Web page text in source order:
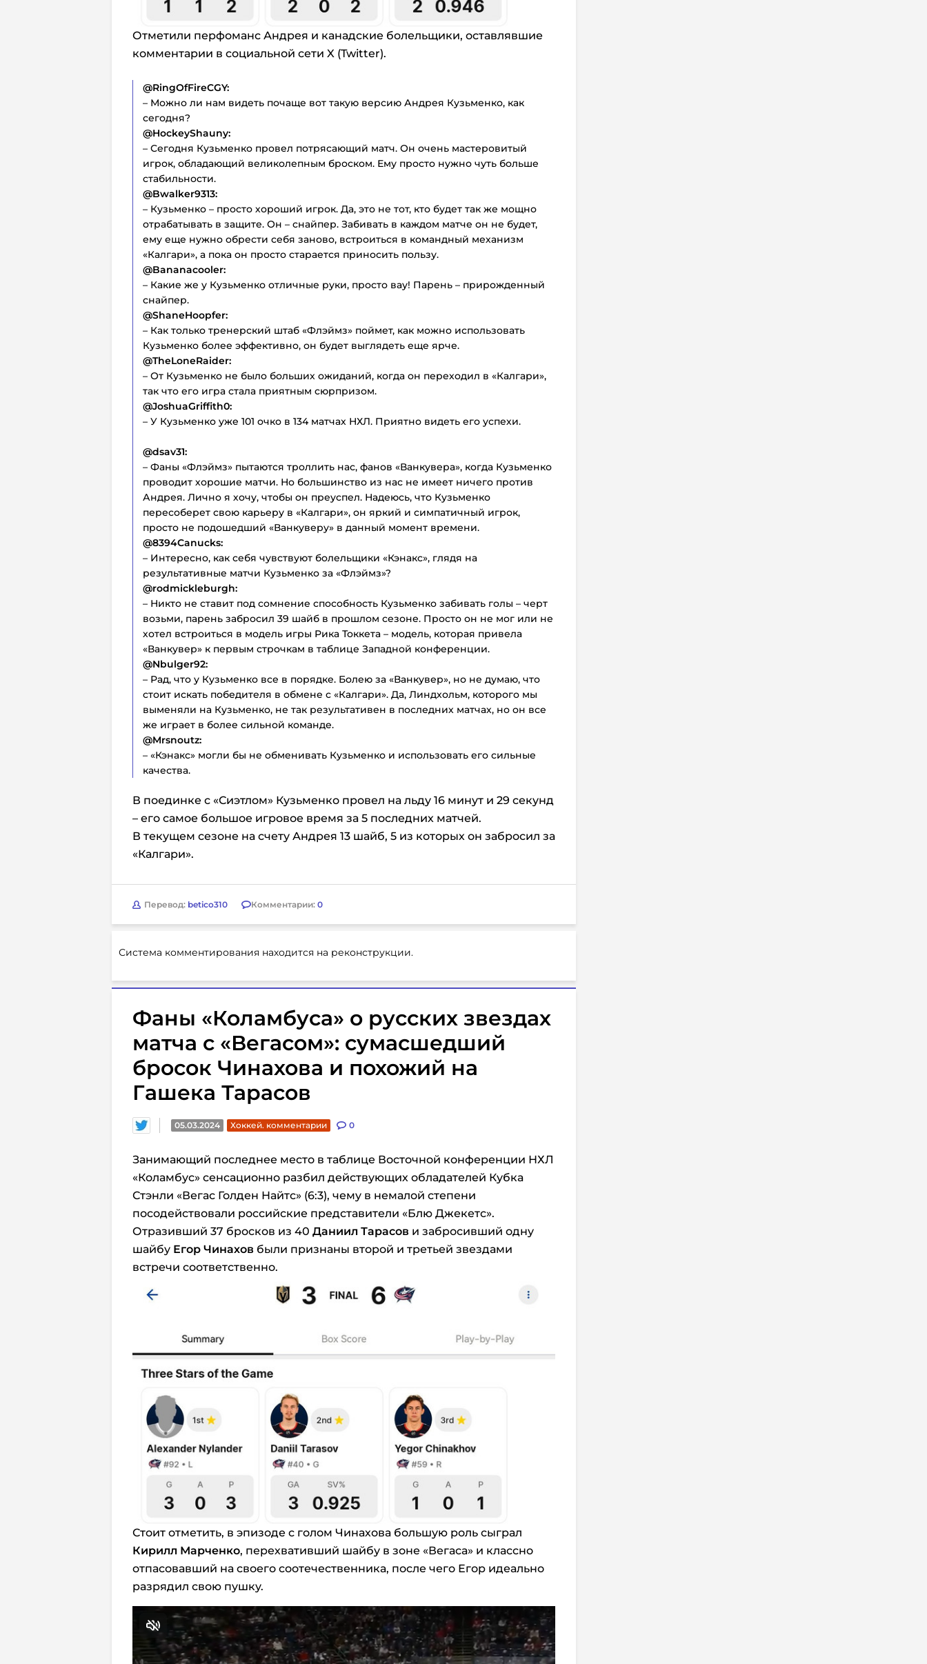
Отметили перфоманс Андрея и канадские болельщики, оставлявшие
комментарии в социальной сети X (Twitter).
@RingOfFireCGY:
– Можно ли нам видеть почаще вот такую версию Андрея Кузьменко, как
сегодня?
@HockeyShauny:
– Сегодня Кузьменко провел потрясающий матч. Он очень мастеровитый
игрок, обладающий великолепным броском. Ему просто нужно чуть больше
стабильности.
@Bwalker9313:
– Кузьменко – просто хороший игрок. Да, это не тот, кто будет так же мощно
отрабатывать в защите. Он – снайпер. Забивать в каждом матче он не будет,
ему еще нужно обрести себя заново, встроиться в командный механизм
«Калгари», а пока он просто старается приносить пользу.
@Bananacooler:
– Какие же у Кузьменко отличные руки, просто вау! Парень – прирожденный
снайпер.
@ShaneHoopfer:
– Как только тренерский штаб «Флэймз» поймет, как можно использовать
Кузьменко более эффективно, он будет выглядеть еще ярче.
@TheLoneRaider:
– От Кузьменко не было больших ожиданий, когда он переходил в «Калгари»,
так что его игра стала приятным сюрпризом.
@JoshuaGriffith0:
– У Кузьменко уже 101 очко в 134 матчах НХЛ. Приятно видеть его успехи.
@dsav31:
– Фаны «Флэймз» пытаются троллить нас, фанов «Ванкувера», когда Кузьменко
проводит хорошие матчи. Но большинство из нас не имеет ничего против
Андрея. Лично я хочу, чтобы он преуспел. Надеюсь, что Кузьменко
пересоберет свою карьеру в «Калгари», он яркий и симпатичный игрок,
просто не подошедший «Ванкуверу» в данный момент времени.
@8394Canucks:
– Интересно, как себя чувствуют болельщики «Кэнакс», глядя на
результативные матчи Кузьменко за «Флэймз»?
@rodmickleburgh:
– Никто не ставит под сомнение способность Кузьменко забивать голы – черт
возьми, парень забросил 39 шайб в прошлом сезоне. Просто он не мог или не
хотел встроиться в модель игры Рика Токкета – модель, которая привела
«Ванкувер» к первым строчкам в таблице Западной конференции.
@Nbulger92:
– Рад, что у Кузьменко все в порядке. Болею за «Ванкувер», но не думаю, что
стоит искать победителя в обмене с «Калгари». Да, Линдхольм, которого мы
выменяли на Кузьменко, не так результативен в последних матчах, но он все
же играет в более сильной команде.
@Mrsnoutz:
– «Кэнакс» могли бы не обменивать Кузьменко и использовать его сильные
качества.
В поединке с «Сиэтлом» Кузьменко провел на льду 16 минут и 29 секунд
– его самое большое игровое время за 5 последних матчей.
В текущем сезоне на счету Андрея 13 шайб, 5 из которых он забросил за
«Калгари».
Перевод: betico310 Комментарии: 0
Система комментирования находится на реконструкции.
Фаны «Коламбуса» о русских звездах
матча с «Вегасом»: сумасшедший
бросок Чинахова и похожий на
Гашека Тарасов
05.03.2024 Хоккей. комментарии 0
Занимающий последнее место в таблице Восточной конференции НХЛ
«Коламбус» сенсационно разбил действующих обладателей Кубка
Стэнли «Вегас Голден Найтс» (6:3), чему в немалой степени
посодействовали российские представители «Блю Джекетс».
Отразивший 37 бросков из 40 Даниил Тарасов и забросивший одну
шайбу Егор Чинахов были признаны второй и третьей звездами
встречи соответственно.
Стоит отметить, в эпизоде с голом Чинахова большую роль сыграл
Кирилл Марченко, перехвативший шайбу в зоне «Вегаса» и классно
отпасовавший на своего соотечественника, после чего Егор идеально
разрядил свою пушку.